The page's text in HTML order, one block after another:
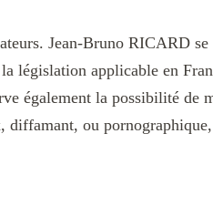
Jean-Bruno RICARD se
législation applicable en
également la possibilité de
diffamant, ou